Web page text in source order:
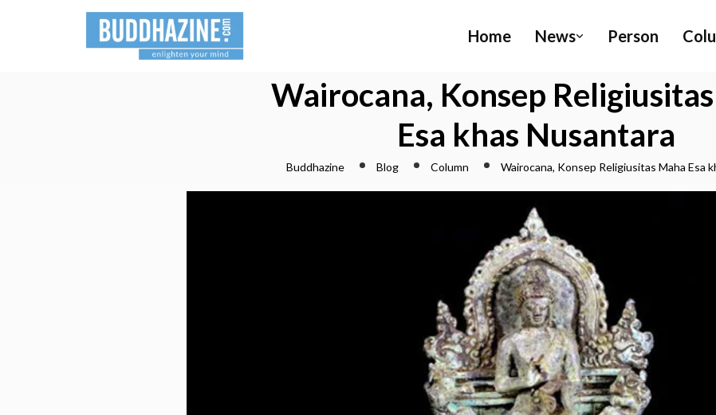
Home News Person
Wairocana, Konsep
Esa khas Nusantara
Buddhazine Blog Column Wairocana, Konsep Religiusitas Maha Esa